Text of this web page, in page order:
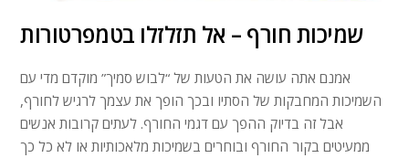
שמיכות חורף – אל תזלזלו בטמפרטורות
אמנם אתה עושה את הטעות של “לבוש סמיך” מוקדם מדי עם
השמיכות המחבקות של הסתיו ובכך הופך את עצמך לרגיש לחורף,
אבל זה בדיוק ההפך עם דגמי החורף. לעתים קרובות אנשים
ממעיטים בקור החורף ובוחרים בשמיכות מלאכותיות או לא כל כך